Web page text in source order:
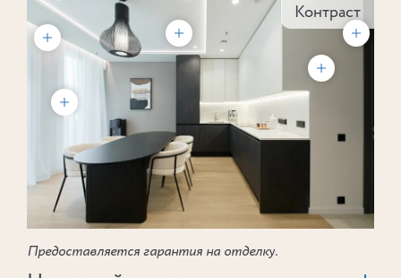
Контраст
Предоставляется гарантия на отделку.